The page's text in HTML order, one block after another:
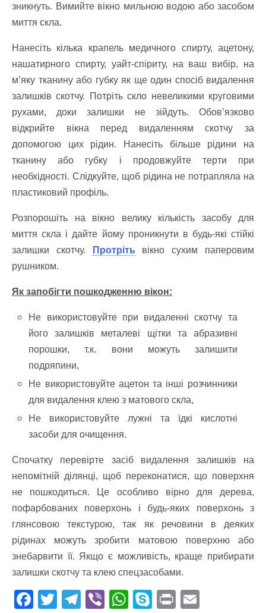
зникнуть. Вимийте вікно мильною водою або засобом
миття скла.
Нанесіть кілька крапель медичного спирту, ацетону,
нашатирного спирту, уайт-спіриту, на ваш вибір, на
м’яку тканину або губку як ще один спосіб видалення
залишків скотчу. Потріть скло невеликими круговими
рухами, доки залишки не зійдуть. Обов’язково
відкрийте вікна перед видаленням скотчу за
допомогою цих рідин. Нанесіть більше рідини на
тканину або губку і продовжуйте терти при
необхідності. Слідкуйте, щоб рідина не потрапляла на
пластиковий профіль.
Розпорошіть на вікно велику кількість засобу для
миття скла і дайте йому проникнути в будь-які стійкі
залишки скотчу.
Протрітьвікно сухим паперовим
рушником.
Як запобігти пошкодженню вікон:
Не використовуйте при видаленні скотчу та
його залишків металеві щітки та абразивні
порошки, т.к. вони можуть залишити
подряпини,
Не використовуйте ацетон та інші розчинники
для видалення клею з матового скла,
Не використовуйте лужні та їдкі кислотні
засоби для очищення.
Спочатку перевірте засіб видалення залишків на
непомітній ділянці, щоб переконатися, що поверхня
не пошкодиться. Це особливо вірно для дерева,
пофарбованих поверхонь і будь-яких поверхонь з
глянсовою текстурою, так як речовини в деяких
рідинах можуть зробити матовою поверхню або
знебарвити її. Якщо є можливість, краще прибирати
залишки скотчу та клею спецзасобами.
F T T Vi W S Pr